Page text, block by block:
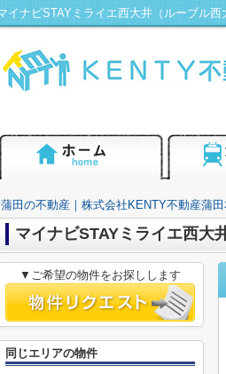
蒲田の不動産｜株式会社KENTY不動産蒲
マイナビSTAYミライエ西大
▼ご希望の物件をお探しします
同じエリアの物件